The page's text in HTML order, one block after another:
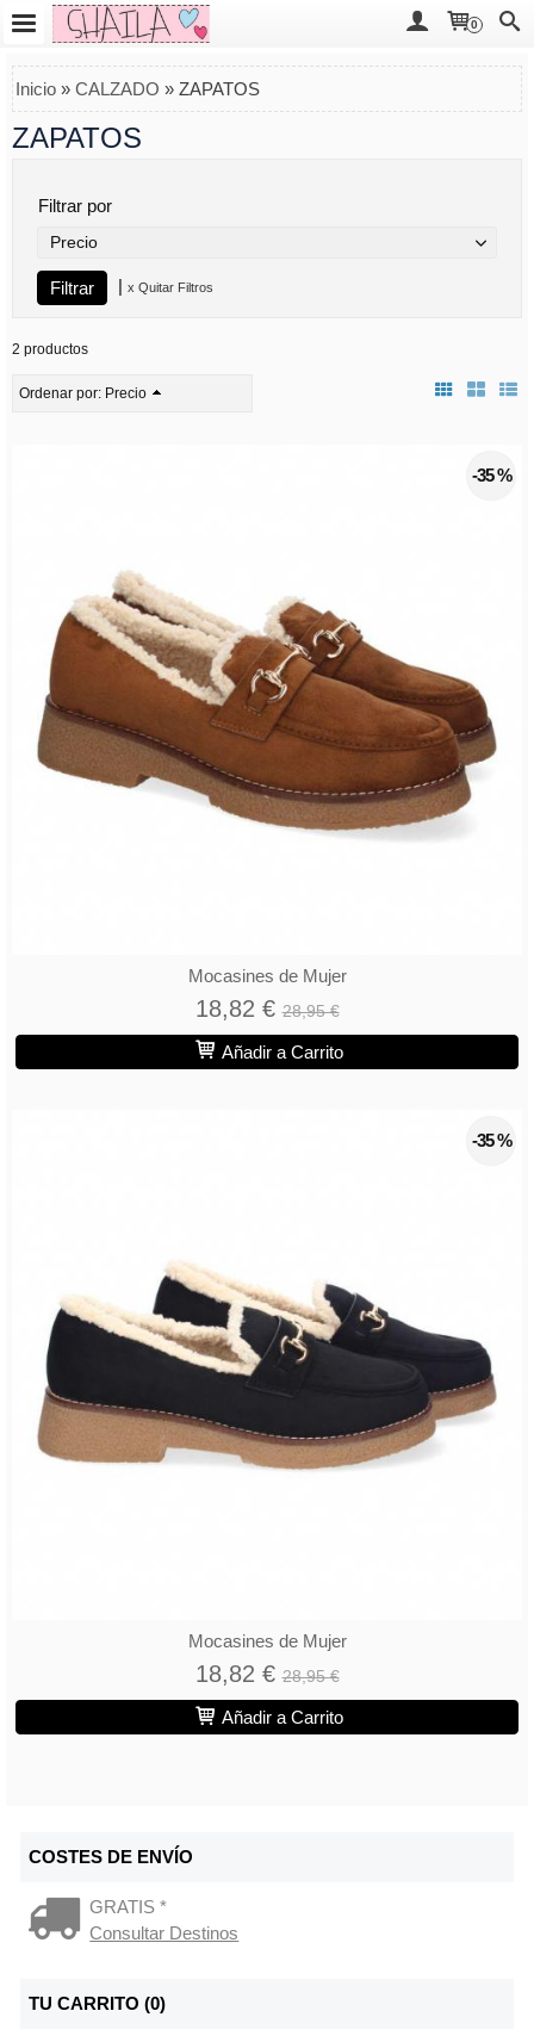
0
COSTES DE ENVÍO
GRATIS *
Consultar Destinos
TU CARRITO (0)
Inicio » CALZADO » ZAPATOS
ZAPATOS
Filtrar por
Precio
x Quitar Filtros
2 productos
Ordenar por: Precio
-35 %
Mocasines de Mujer
18,82 €28,95 €
Añadir a Carrito
-35 %
Mocasines de Mujer
18,82 €28,95 €
Añadir a Carrito